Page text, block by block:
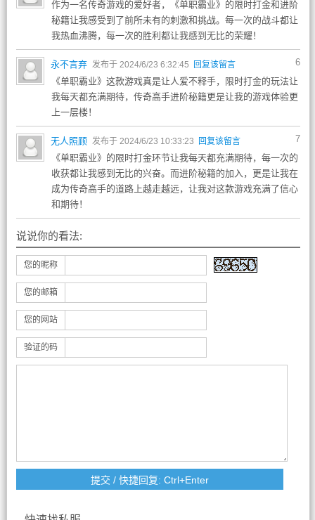
作为一名传奇游戏的爱好者，《单职霸业》的限时打金和进阶
秘籍让我感受到了前所未有的刺激和挑战。每一次的战斗都让
我热血沸腾，每一次的胜利都让我感到无比的荣耀！
6
永不言弃 发布于 2024/6/23 6:32:45 回复该留言
《单职霸业》这款游戏真是让人爱不释手，限时打金的玩法让
我每天都充满期待，传奇高手进阶秘籍更是让我的游戏体验更
上一层楼！
7
无人照顾 发布于 2024/6/23 10:33:23 回复该留言
《单职霸业》的限时打金环节让我每天都充满期待，每一次的
收获都让我感到无比的兴奋。而进阶秘籍的加入，更是让我在
成为传奇高手的道路上越走越远，让我对这款游戏充满了信心
和期待！
说说你的看法:
您的昵称
您的邮箱
您的网站
验证的码